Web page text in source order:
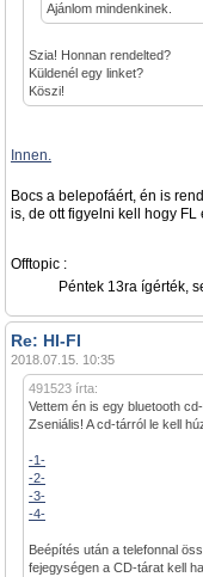
Ajánlom mindenkinek.
Szia! Honnan rendelted?
Küldenél egy linket?
Köszi!
Innen.
Bocs a belepofáért, én is
is, de ott figyelni kell hogy FL
Offtopic :
Péntek 13ra ígérték,
Re: HI-FI
2018.07.15. 10:35
491523 írta:
Vettem én is egy bluetooth
Zseniális! A cd-tárról le kell
-1-
-2-
-3-
-4-
Beépítés után a telefonnal
fejegységen a CD-tárat kell